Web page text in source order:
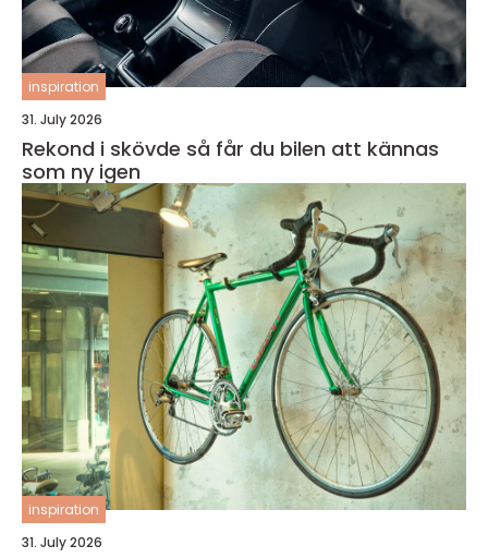
inspiration
31. July 2026
Rekond i skövde så får du bilen att kännas
som ny igen
inspiration
31. July 2026